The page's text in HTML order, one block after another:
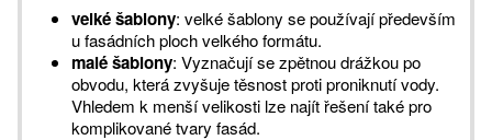
velké šablony: velké šablony se používají především
u fasádních ploch velkého formátu.
malé šablony: Vyznačují se zpětnou drážkou po
obvodu, která zvyšuje těsnost proti proniknutí vody.
Vhledem k menší velikosti lze najít řešení také pro
komplikované tvary fasád.